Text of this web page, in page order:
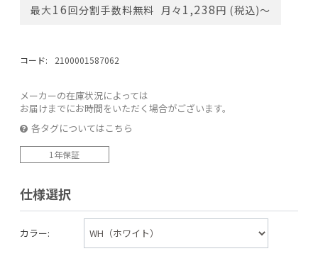
最大16回分割手数料無料 月々 1,238円 (税込)〜
コード: 2100001587062
メーカーの在庫状況によっては
お届けまでにお時間をいただく場合がございます。
各タグについてはこちら
1年保証
仕様選択
カラー: